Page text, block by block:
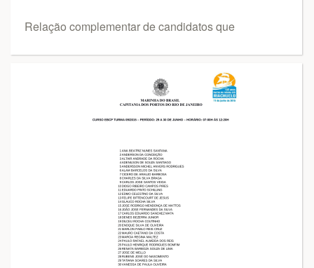
Relação complementar de candidatos que